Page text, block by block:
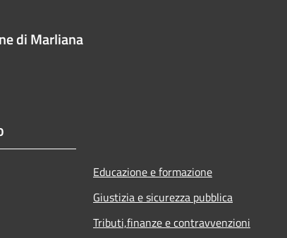
di Marliana
Educazione e formazione
Giustizia e sicurezza pubblica
Tributi,finanze e contravvenzioni